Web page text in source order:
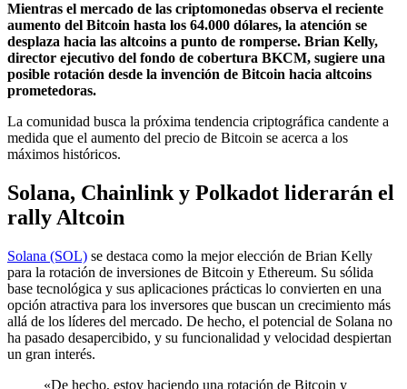
Mientras el mercado de las criptomonedas observa el reciente
aumento del Bitcoin hasta los 64.000 dólares, la atención se
desplaza hacia las altcoins a punto de romperse. Brian Kelly,
director ejecutivo del fondo de cobertura BKCM, sugiere una
posible rotación desde la invención de Bitcoin hacia altcoins
prometedoras.
La comunidad busca la próxima tendencia criptográfica candente a
medida que el aumento del precio de Bitcoin se acerca a los
máximos históricos.
Solana, Chainlink y Polkadot liderarán el
rally Altcoin
Solana (SOL) se destaca como la mejor elección de Brian Kelly
para la rotación de inversiones de Bitcoin y Ethereum. Su sólida
base tecnológica y sus aplicaciones prácticas lo convierten en una
opción atractiva para los inversores que buscan un crecimiento más
allá de los líderes del mercado. De hecho, el potencial de Solana no
ha pasado desapercibido, y su funcionalidad y velocidad despiertan
un gran interés.
«De hecho, estoy haciendo una rotación de Bitcoin y